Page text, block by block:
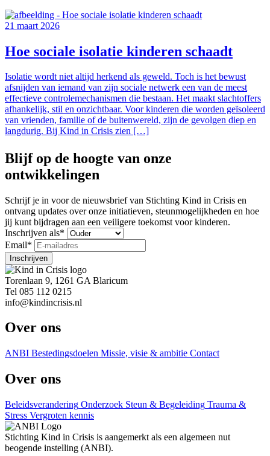
21 maart 2026
Hoe sociale isolatie kinderen schaadt
Isolatie wordt niet altijd herkend als geweld. Toch is het bewust
afsnijden van iemand van zijn sociale netwerk een van de meest
effectieve controlemechanismen die bestaan. Het maakt slachtoffers
afhankelijk, stil en onzichtbaar. Voor kinderen die worden geïsoleerd
van vrienden, familie of de buitenwereld, zijn de gevolgen diep en
langdurig. Bij Kind in Crisis zien […]
Blijf op de hoogte van onze
ontwikkelingen
Schrijf je in voor de nieuwsbrief van Stichting Kind in Crisis en
ontvang updates over onze initiatieven, steunmogelijkheden en hoe
jij kunt bijdragen aan een veiligere toekomst voor kinderen.
Inschrijven als*
Email*
Inschrijven
Torenlaan 9, 1261 GA Blaricum
Tel 085 112 0215
info@kindincrisis.nl
Over ons
ANBI Bestedingsdoelen Missie, visie & ambitie Contact
Over ons
Beleidsverandering Onderzoek Steun & Begeleiding Trauma &
Stress Vergroten kennis
Stichting Kind in Crisis is aangemerkt als een algemeen nut
beogende instelling (ANBI).